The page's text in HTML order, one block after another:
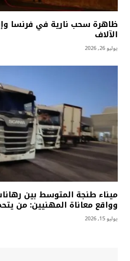
ظاهرة سحب نارية في فرنسا
الآلاف
يوليو 26, 2026
ميناء طنجة المتوسط بين
وواقع معاناة المهنيين: من
يوليو 15, 2026